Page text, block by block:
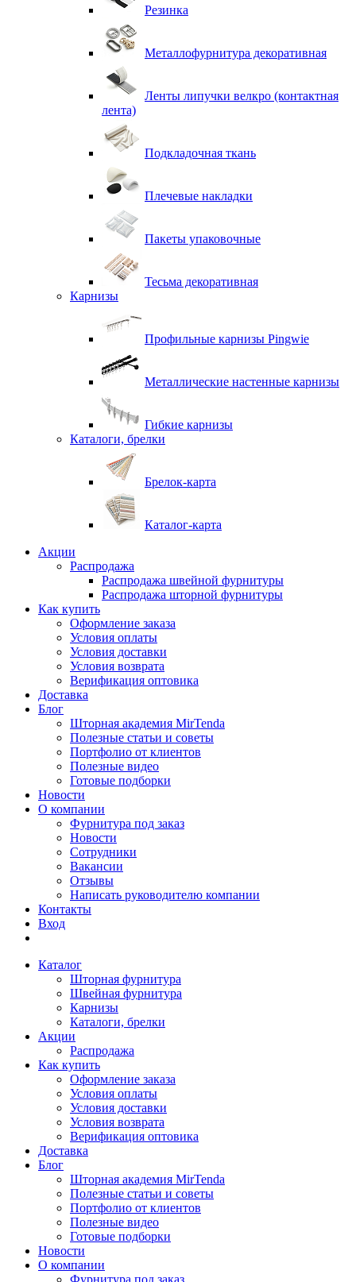
Резинка
Металлофурнитура декоративная
Ленты липучки велкро (контактная
лента)
Подкладочная ткань
Плечевые накладки
Пакеты упаковочные
Тесьма декоративная
Карнизы
Профильные карнизы Pingwie
Металлические настенные карнизы
Гибкие карнизы
Каталоги, брелки
Брелок-карта
Каталог-карта
Акции
Распродажа
Распродажа швейной фурнитуры
Распродажа шторной фурнитуры
Как купить
Оформление заказа
Условия оплаты
Условия доставки
Условия возврата
Верификация оптовика
Доставка
Блог
Шторная академия MirTenda
Полезные статьи и советы
Портфолио от клиентов
Полезные видео
Готовые подборки
Новости
О компании
Фурнитура под заказ
Новости
Сотрудники
Вакансии
Отзывы
Написать руководителю компании
Контакты
Вход
Каталог
Шторная фурнитура
Швейная фурнитура
Карнизы
Каталоги, брелки
Акции
Распродажа
Как купить
Оформление заказа
Условия оплаты
Условия доставки
Условия возврата
Верификация оптовика
Доставка
Блог
Шторная академия MirTenda
Полезные статьи и советы
Портфолио от клиентов
Полезные видео
Готовые подборки
Новости
О компании
Фурнитура под заказ